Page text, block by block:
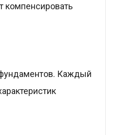
компенсировать
фундаментов. Каждый